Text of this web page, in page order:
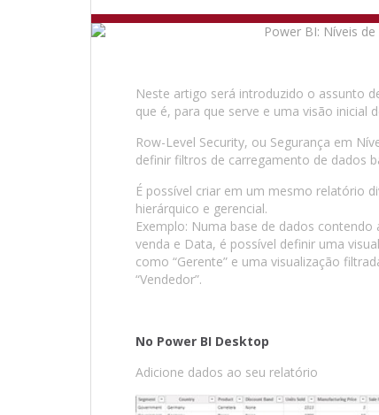
Neste artigo será introduzido o assunto
que é, para que serve e uma visão inicial
Row-Level Security, ou Segurança em
definir filtros de carregamento de dados
É possível criar em um mesmo relatório
hierárquico e gerencial.
Exemplo: Numa base de dados
venda e Data, é possível definir uma
como “Gerente” e uma visualização
“Vendedor”.
No Power BI Desktop
Adicione dados ao seu relatório